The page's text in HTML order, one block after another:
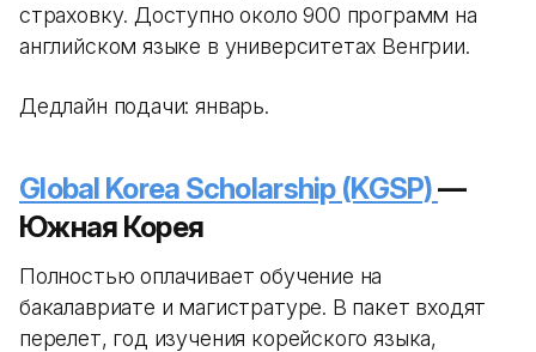
страховку. Доступно около 900 программ на
английском языке в университетах Венгрии.
Дедлайн подачи: январь.
Global Korea Scholarship (KGSP)—
Южная Корея
Полностью оплачивает обучение на
бакалавриате и магистратуре. В пакет входят
перелет, год изучения корейского языка,